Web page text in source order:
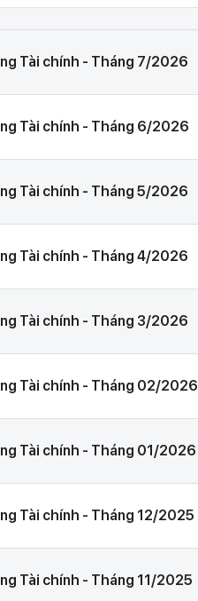
Tài chính - Tháng 7/2026
Tài chính - Tháng 6/2026
Tài chính - Tháng 5/2026
Tài chính - Tháng 4/2026
Tài chính - Tháng 3/2026
Tài chính - Tháng 02/2026
Tài chính - Tháng 01/2026
Tài chính - Tháng 12/2025
Tài chính - Tháng 11/2025